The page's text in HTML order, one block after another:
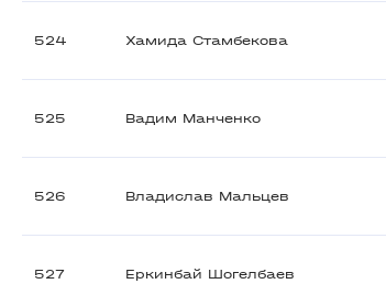
524 Хамида Стамбекова
525 Вадим Манченко
526 Владислав Мальцев
527 Еркинбай Шогелбаев